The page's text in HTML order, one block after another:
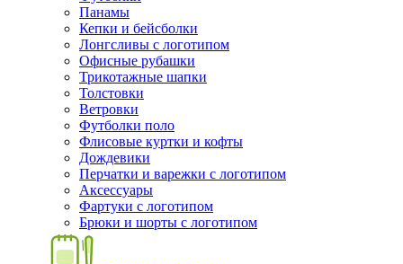
Панамы
Кепки и бейсболки
Лонгсливы с логотипом
Офисные рубашки
Трикотажные шапки
Толстовки
Ветровки
Футболки поло
Флисовые куртки и кофты
Дождевики
Перчатки и варежки с логотипом
Аксессуары
Фартуки с логотипом
Брюки и шорты с логотипом